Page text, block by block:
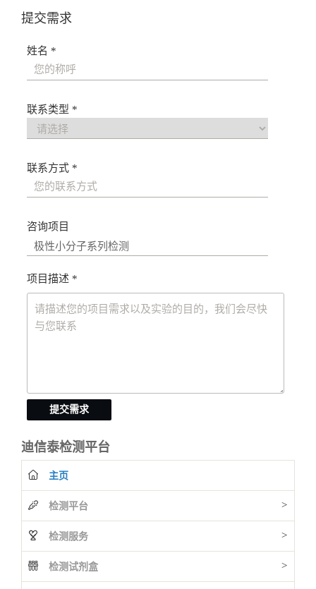
迪信泰检测平台
主页
检测平台 >
检测服务 >
检测试剂盒 >
提交需求
姓名 *
联系类型 *
联系方式 *
咨询项目
项目描述 *
提交需求